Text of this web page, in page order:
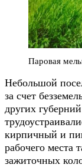
Паровая
Небольшой
за счет
других
кирпичный и
рабочего места
зажиточных